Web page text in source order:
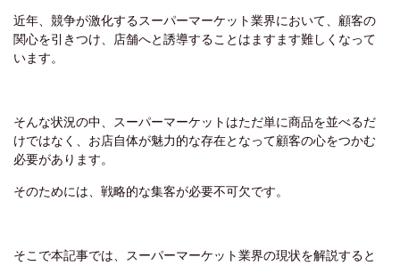
近年、競争が激化するスーパーマーケット業界において、顧客の
関心を引きつけ、店舗へと誘導することはますます難しくなって
います。
そんな状況の中、スーパーマーケットはただ単に商品を並べるだ
けではなく、お店自体が魅力的な存在となって顧客の心をつかむ
必要があります。
そのためには、戦略的な集客が必要不可欠です。
そこで本記事では、スーパーマーケット業界の現状を解説すると